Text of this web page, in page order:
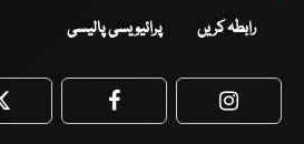
رابطہ کریں پرائیویسی پالیسی
Twitter Facebook